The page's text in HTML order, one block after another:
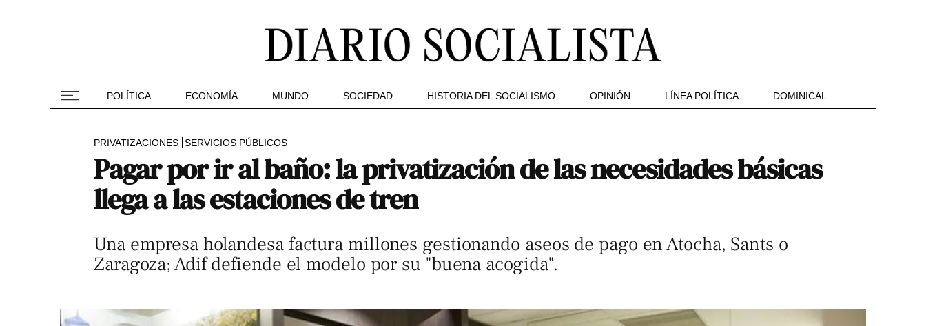
POLÍTICA ECONOMÍA MUNDO SOCIEDAD HISTORIA DEL SOCIALISMO OPINIÓN LÍNEA POLÍTICA DOMINICAL
PRIVATIZACIONES SERVICIOS PÚBLICOS
Pagar por ir al baño: la privatización de las necesidades básicas
llega a las estaciones de tren
Una empresa holandesa factura millones gestionando aseos de pago en Atocha, Sants o
Zaragoza; Adif defiende el modelo por su "buena acogida".